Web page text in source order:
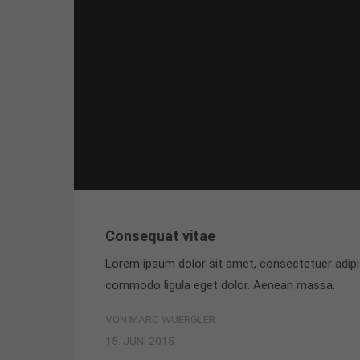
Consequat vitae
Lorem ipsum dolor sit amet, consectetuer
commodo ligula eget dolor. Aenean massa.
VON MARC WUERGLER
15. JUNI 2015